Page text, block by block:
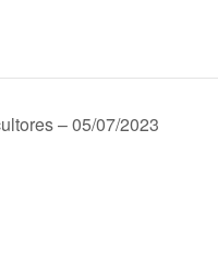
– 05/07/2023